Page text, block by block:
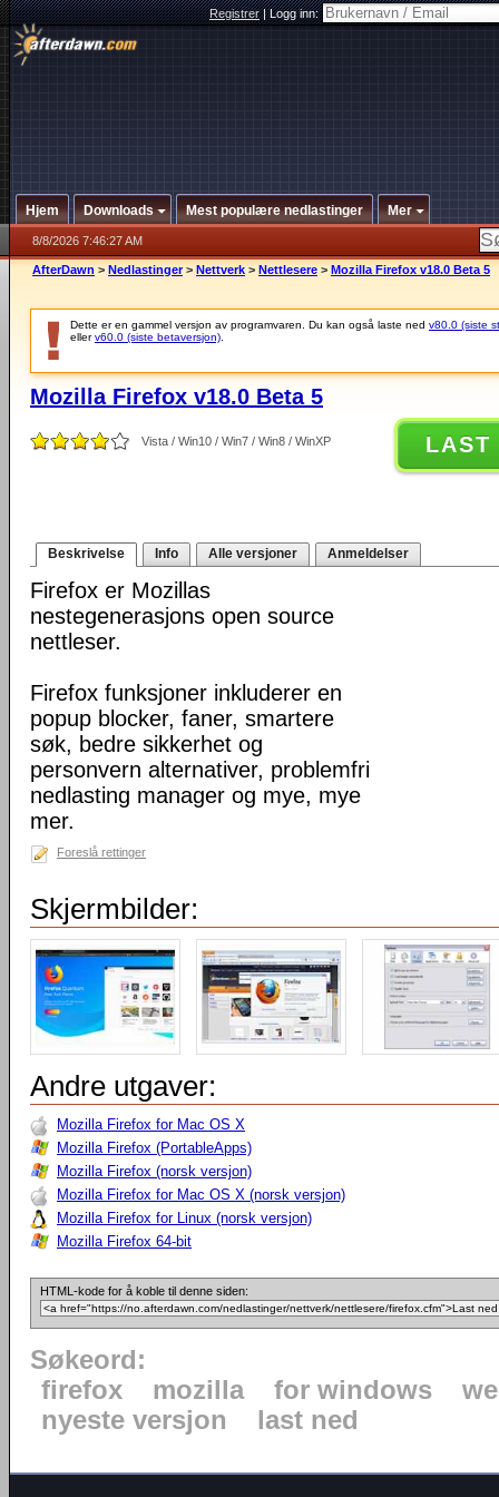
Registrer|Logg inn:
Hjem Downloads Mest populære nedlastinger Mer
8/8/2026 7:46:27 AM
AfterDawn > Nedlastinger > Nettverk > Nettlesere > Mozilla Firefox v18.0 Beta 5
Dette er en gammel versjon av programvaren. Du kan også laste ned v80.0 (siste
ellerv60.0 (siste betaversjon)
Mozilla Firefox v18.0 Beta 5
Vista / Win10 / Win7 / Win8 / WinXP LAST
Beskrivelse Info Alle versjoner Anmeldelser
Firefox er Mozillas
nestegenerasjons open source
nettleser.
Firefox funksjoner inkluderer en
popup blocker, faner, smartere
søk, bedre sikkerhet og
personvern alternativer, problemfri
nedlasting manager og mye, mye
mer.
Foreslå rettinger
Skjermbilder:
Andre utgaver:
Mozilla Firefox for Mac OS X
Mozilla Firefox (PortableApps)
Mozilla Firefox (norsk versjon)
Mozilla Firefox for Mac OS X (norsk versjon)
Mozilla Firefox for Linux (norsk versjon)
Mozilla Firefox 64-bit
HTML-kode for å koble til denne siden:
Søkeord:
firefox
mozilla for windows
nyeste versjon
last ned